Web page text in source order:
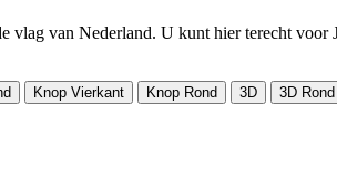
vlag van Nederland. U kunt hier terecht
Knop Vierkant Knop Rond 3D 3D Rond